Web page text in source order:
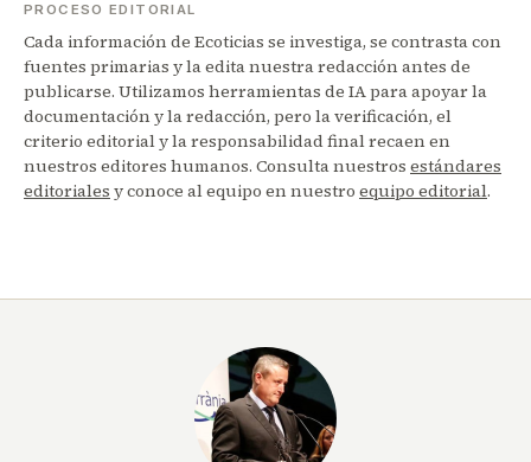
PROCESO EDITORIAL
Cada información de Ecoticias se investiga, se contrasta con
fuentes primarias y la edita nuestra redacción antes de
publicarse. Utilizamos herramientas de IA para apoyar la
documentación y la redacción, pero la verificación, el
criterio editorial y la responsabilidad final recaen en
nuestros editores humanos. Consulta nuestros estándares
editoriales y conoce al equipo en nuestro equipo editorial.